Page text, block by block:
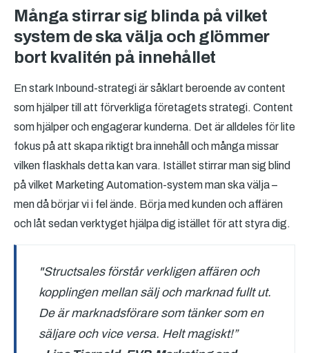
Många stirrar sig blinda på vilket
system de ska välja och glömmer
bort kvalitén på innehållet
En stark Inbound-strategi är såklart beroende av content
som hjälper till att förverkliga företagets strategi. Content
som hjälper och engagerar kunderna. Det är alldeles för lite
fokus på att skapa riktigt bra innehåll och många missar
vilken flaskhals detta kan vara. Istället stirrar man sig blind
på vilket Marketing Automation-system man ska välja –
men då börjar vi i fel ände. Börja med kunden och affären
och låt sedan verktyget hjälpa dig istället för att styra dig.
"Structsales förstår verkligen affären och
kopplingen mellan sälj och marknad fullt ut.
De är marknadsförare som tänker som en
säljare och vice versa. Helt magiskt!”